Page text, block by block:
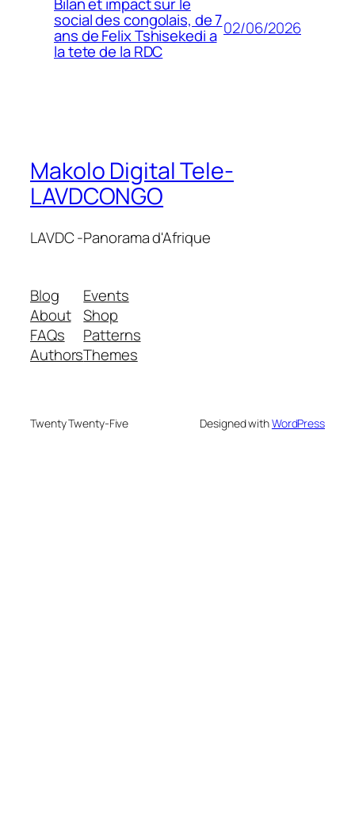
Bilan et impact sur le
social des congolais, de 7
ans de Felix Tshisekedi a
la tete de la RDC
02/06/2026
Makolo Digital Tele-
LAVDCONGO
LAVDC -Panorama d'Afrique
Blog
About
FAQs
Authors
Events
Shop
Patterns
Themes
Twenty Twenty-Five Designed withWordPress